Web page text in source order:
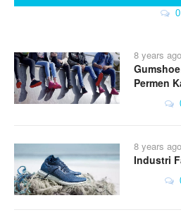
8 years ago
Permen
8 years ago
Industri